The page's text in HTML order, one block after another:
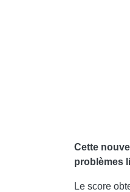
Cette
problèmes
Le score